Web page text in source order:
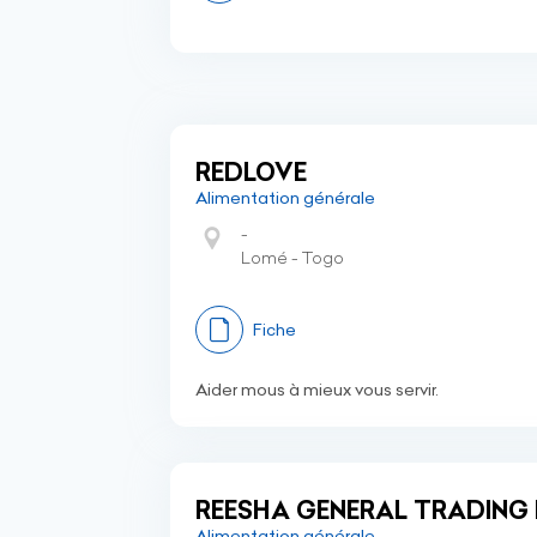
REDLOVE
Alimentation générale
-
Lomé - Togo
Fiche
Aider mous à mieux vous servir.
REESHA GENERAL TRADING